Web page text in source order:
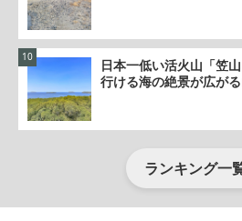
日本一低い活火山「笠
行ける海の絶景が広が
ランキング一